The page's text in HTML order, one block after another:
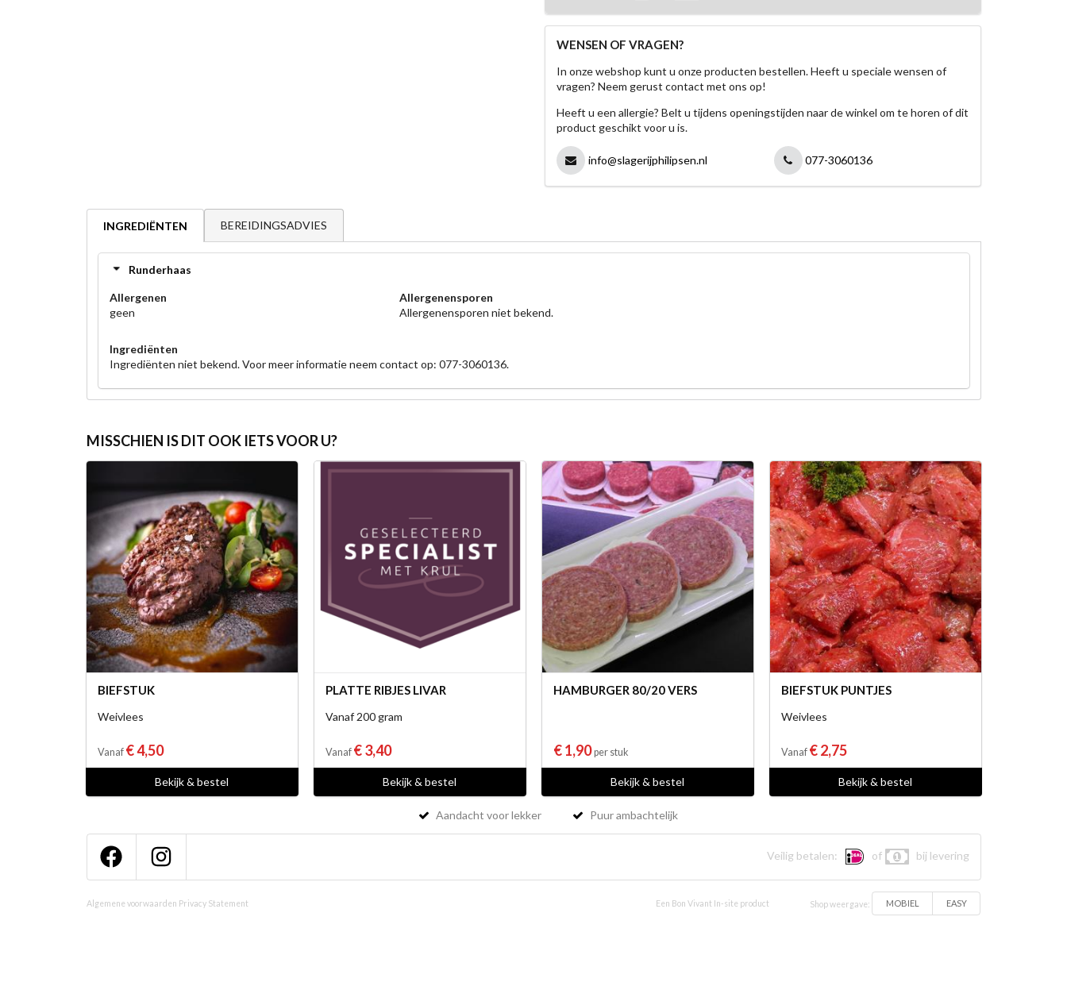
WENSEN OF VRAGEN?
In onze webshop kunt u onze producten bestellen. Heeft u speciale wensen of
vragen? Neem gerust contact met ons op!
Heeft u een allergie? Belt u tijdens openingstijden naar de winkel om te horen of dit
product geschikt voor u is.
info@slagerijphilipsen.nl 077-3060136
INGREDIËNTEN BEREIDINGSADVIES
Runderhaas
Allergenen
geen
Allergenensporen
Allergenensporen niet bekend.
Ingrediënten
Ingrediënten niet bekend. Voor meer informatie neem contact op: 077-3060136.
MISSCHIEN IS DIT OOK IETS VOOR U?
BIEFSTUK
Weivlees
Vanaf € 4,50
Bekijk & bestel
PLATTE RIBJES LIVAR
Vanaf 200 gram
Vanaf € 3,40
Bekijk & bestel
HAMBURGER 80/20 VERS
€ 1,90per stuk
Bekijk & bestel
BIEFSTUK PUNTJES
Weivlees
Vanaf € 2,75
Bekijk & bestel
Aandacht voor lekker Puur ambachtelijk
Veilig betalen: of bij levering
Algemene voorwaarden Privacy Statement Een Bon Vivant In-site product Shop weergave: MOBIEL EASY